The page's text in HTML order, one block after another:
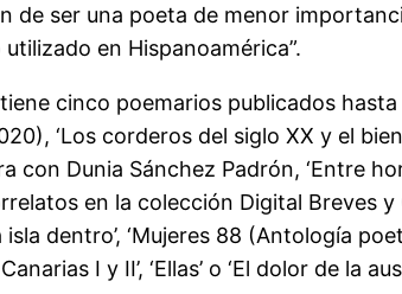
de ser una poeta de menor
en Hispanoamérica”.
cinco poemarios publicados hasta
‘Los corderos del siglo XX y el
con Dunia Sánchez Padrón, ‘Entre
en la colección Digital Breves
isla dentro’, ‘Mujeres 88 (Antología
I y II’, ‘Ellas’ o ‘El dolor de la